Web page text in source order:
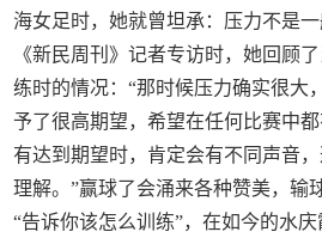
海女足时，她就曾坦承：压力不是
《新民周刊》记者专访时，她回顾
练时的情况：“那时候压力确实很大
予了很高期望，希望在任何比赛中
有达到期望时，肯定会有不同声音
理解。”赢球了会涌来各种赞美，输
“告诉你该怎么训练”，在如今的水